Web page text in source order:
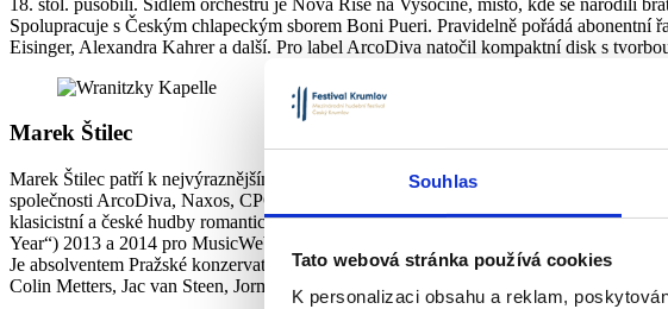
Souhlas
Tato webová stránka používá cookies
K personalizaci obsahu a reklam,
Spolupracuje s Českým chlapeckým sborem Boni Pueri. Pravidelně pořádá
Eisinger, Alexandra Kahrer a další. Pro label ArcoDiva natočil kompaktní disk s
Marek Štilec
Marek Štilec patří k nejvýraznějším představitelům mladé generace českých
společnosti ArcoDiva, Naxos, CPO, Radioservis, Supraphon a další produkce z
klasicistní a české hudby romantické a soudobé. Za své nahrávky získal řadu
Year“) 2013 a 2014 pro MusicWeb International aj.
Je absolventem Pražské konzervatoře v houslové třídě Dany Vlachové, v dirigování
Colin Metters, Jac van Steen, Jorma Panula, Gerd Albrecht, Vladimir Kiradjev,